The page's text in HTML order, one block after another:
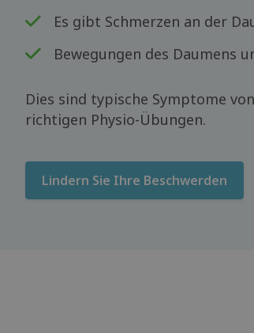
Es gibt Schmerzen an der
Bewegungen des Daumens
Dies sind typische Symptome
richtigen Physio-Übungen.
Lindern Sie Ihre Beschwerden